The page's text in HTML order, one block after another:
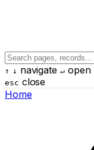
↑ ↓ navigate ↵open
esc close
Home